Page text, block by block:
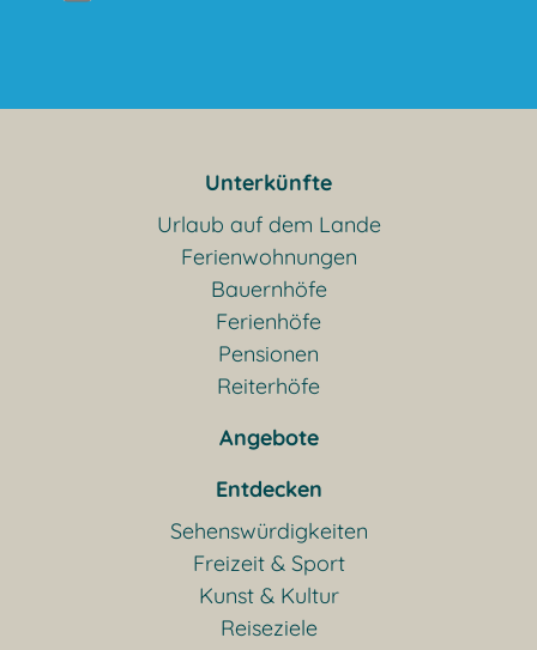
Unterkünfte
Urlaub auf dem Lande
Ferienwohnungen
Bauernhöfe
Ferienhöfe
Pensionen
Reiterhöfe
Angebote
Entdecken
Sehenswürdigkeiten
Freizeit & Sport
Kunst & Kultur
Reiseziele